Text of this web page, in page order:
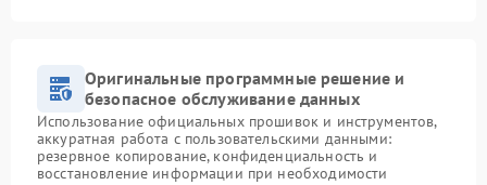
Оригинальные программные решение и
безопасное обслуживание данных
Использование официальных прошивок и инструментов,
аккуратная работа с пользовательскими данными:
резервное копирование, конфиденциальность и
восстановление информации при необходимости